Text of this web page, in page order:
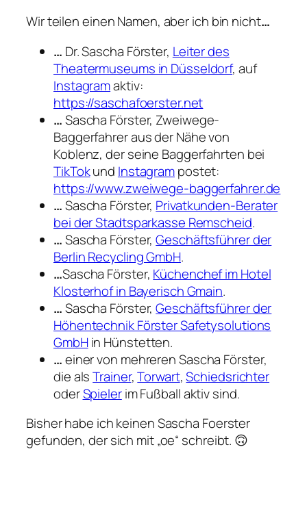
Wir teilen einen Namen, aber ich bin nicht…
… Dr. Sascha Förster, Leiter des
Theatermuseums in Düsseldorf, auf
Instagramaktiv:
https://saschafoerster.net
…Sascha Förster, Zweiwege-
Baggerfahrer aus der Nähe von
Koblenz, der seine Baggerfahrten bei
TikTokund Instagrampostet:
https://www.zweiwege-baggerfahrer.de
…Sascha Förster, Privatkunden-Berater
bei der Stadtsparkasse Remscheid.
…Sascha Förster,Geschäftsführer der
Berlin Recycling GmbH.
…Sascha Förster, Küchenchef im Hotel
Klosterhof in Bayerisch Gmain.
…Sascha Förster,Geschäftsführer der
Höhentechnik Förster Safetysolutions
GmbHin Hünstetten.
…einer von mehreren Sascha Förster,
die alsTrainer,Torwart,Schiedsrichter
oderSpielerim Fußball aktiv sind.
Bisher habe ich keinen Sascha Foerster
gefunden, der sich mit „oe“ schreibt. 🙃